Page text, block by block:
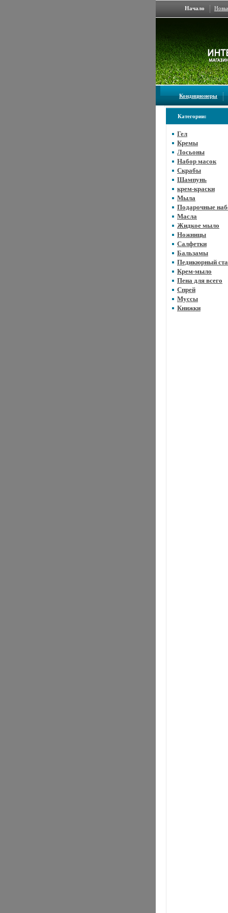
Начало
Кондиционеры
Категории:
Гел
Кремы
Лосьоны
Набор масок
Скрабы
Шампунь
крем-краски
Мыла
Подарочные
Масла
Жидкое мыло
Ножницы
Салфетки
Бальзамы
Педикюрный
Крем-мыло
Пена для всего
Спрей
Муссы
Книжки